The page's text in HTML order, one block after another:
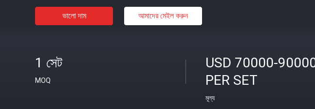
ভালো দাম আমাদের মেইল ​​করুন
1 সেট
MOQ
USD 70000-
PER SET
মূল্য